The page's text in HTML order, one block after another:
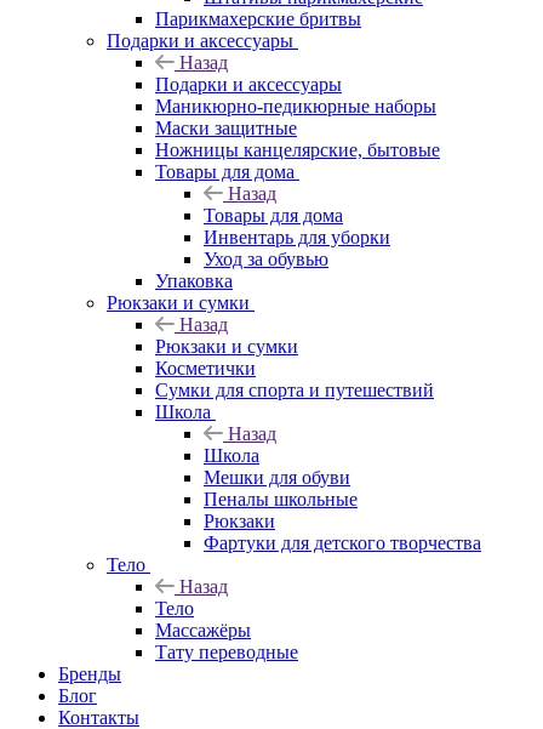
Парикмахерские бритвы
Подарки и аксессуары
Назад
Подарки и аксессуары
Маникюрно-педикюрные наборы
Маски защитные
Ножницы канцелярские, бытовые
Товары для дома
Назад
Товары для дома
Инвентарь для уборки
Уход за обувью
Упаковка
Рюкзаки и сумки
Назад
Рюкзаки и сумки
Косметички
Сумки для спорта и путешествий
Школа
Назад
Школа
Мешки для обуви
Пеналы школьные
Рюкзаки
Фартуки для детского творчества
Тело
Назад
Тело
Массажёры
Тату переводные
Бренды
Блог
Контакты